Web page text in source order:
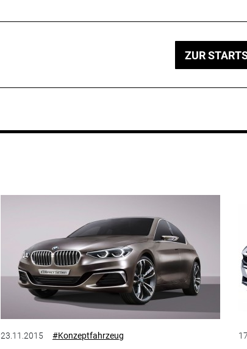
ZUR
23.11.2015 #Konzeptfahrzeug